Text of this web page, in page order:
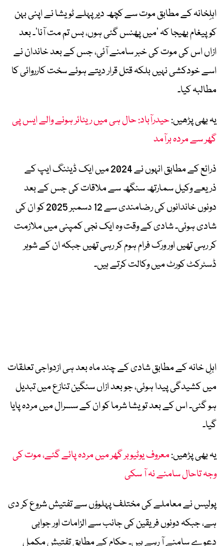
اہلِخانہ کے مطابق موت سے کچھ دیر پہلے ٹویشا نے اپنی بہن
کو پیغام بھیجا کہ ’میں پھنس گئی ہوں، بس تم مت آنا‘۔ بعد
ازاں اس کی موت کی خبر سامنے آئی، جس کے بعد خاندان نے
اسے خودکشی نہیں بلکہ قتل قرار دیتے ہوئے سخت کارروائی کا
مطالبہ کیا۔
یہ بھی پڑھیں:حیدرآباد: حال ہی میں ریٹائر ہونے والے ایس پی
گھر سے مردہ برآمد
ذرائع کے مطابق انہوں نے 2024 میں ایک ڈیٹنگ ایپ کے
ذریعے وکیل سمارتھ سنگھ سے ملاقات کی جس کے بعد
دونوں خاندانوں کی رضامندی سے 12 دسمبر 2025 کو ان کی
شادی ہوئی۔ شادی کے وقت وہ ایک نجی کمپنی میں ملازمت
کر رہی تھیں اور ورک فرام ہوم کر رہی تھیں جبکہ ان کے شوہر
ڈسٹرکٹ کورٹ میں وکالت کرتے ہیں۔
اہلِ خانہ کے مطابق شادی کے چند ماہ بعد ہی ازدواجی تعلقات
میں کشیدگی پیدا ہوئی، جو بعد ازاں سنگین تنازع میں تبدیل
ہو گئی۔ اس کے بعد تویشا شرما کو ان کے سسرال میں مردہ پایا
گیا۔
یہ بھی پڑھیں:معروف یوٹیوبر گھر میں مردہ پائے گئے، موت کی
وجہ تاحال سامنے نہ آ سکی
پولیس نے معاملے کی مختلف پہلوؤں سے تفتیش شروع کر دی
ہے، جبکہ دونوں فریقین کی جانب سے الزامات اور جوابی
دعوے سامنے آ رہے ہیں۔ حکام کے مطابق تفتیش مکمل